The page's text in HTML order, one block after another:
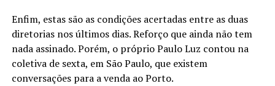
Enfim, estas são as condições acertadas entre as duas
diretorias nos últimos dias. Reforço que ainda não tem
nada assinado. Porém, o próprio Paulo Luz contou na
coletiva de sexta, em São Paulo, que existem
conversações para a venda ao Porto.